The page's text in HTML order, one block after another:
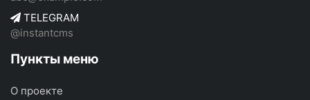
TELEGRAM
@instantcms
Пункты меню
О проекте